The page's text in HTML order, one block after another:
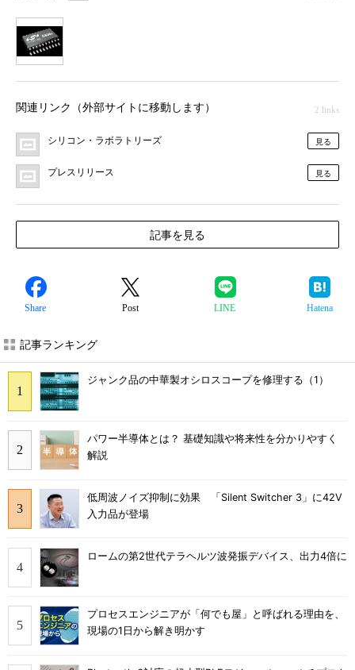
関連リンク（外部サイトに移動します） 2 links
シリコン・ラボラトリーズ 見る
プレスリリース 見る
記事を見る
Share Post LINE Hatena
記事ランキング
ジャンク品の中華製オシロスコープを修理する（1）
パワー半導体とは？ 基礎知識や将来性を分かりやすく
解説
低周波ノイズ抑制に効果 「Silent Switcher 3」に42V
入力品が登場
ロームの第2世代テラヘルツ波発振デバイス、出力4倍に
プロセスエンジニアが「何でも屋」と呼ばれる理由を、
現場の1日から解き明かす